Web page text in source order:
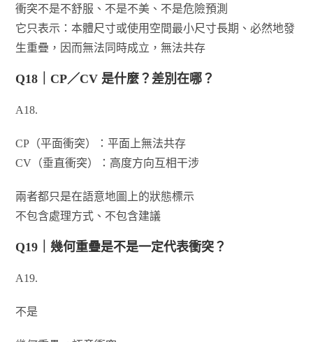
衝突不是不舒服、不是不美、不是危險預測
它只表示：本體尺寸或使用空間最小尺寸長期、必然地發
生重疊，因而無法同時成立，無法共存
Q18｜CP／CV 是什麼？差別在哪？
A18.
CP（平面衝突）：平面上無法共存
CV（垂直衝突）：高度方向互相干涉
兩者都只是在語意地圖上的狀態標示
不包含處理方式、不包含建議
Q19｜幾何重疊是不是一定代表衝突？
A19.
不是